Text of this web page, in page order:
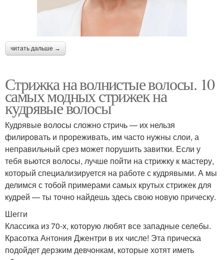
читать дальше →
Стрижка на волнистые волосы. 10
самых модных стрижек на
кудрявые волосы
Кудрявые волосы сложно стричь — их нельзя
филировать и прореживать, им часто нужны слои, а
неправильный срез может порушить завитки. Если у
тебя вьются волосы, лучше пойти на стрижку к мастеру,
который специализируется на работе с кудрявыми. А мы
делимся с тобой примерами самых крутых стрижек для
кудрей — ты точно найдешь здесь свою новую прическу.
Шегги
Классика из 70-х, которую любят все западные селебы.
Красотка Антония Джентри в их числе! Эта прическа
подойдет дерзким девчонкам, которые хотят иметь